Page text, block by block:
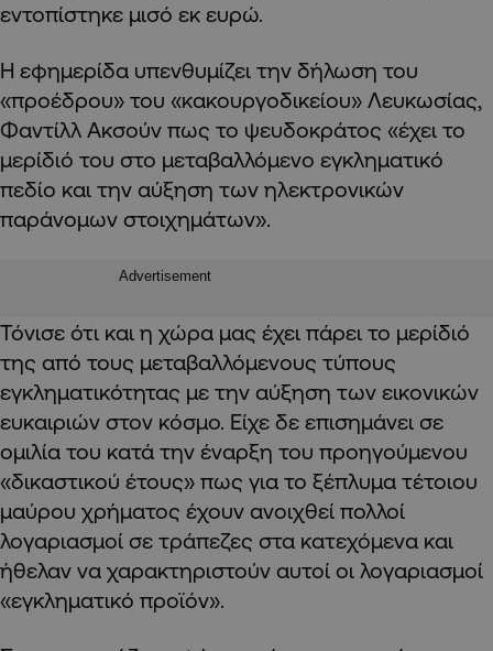
εντοπίστηκε μισό εκ ευρώ.
Η εφημερίδα υπενθυμίζει την δήλωση του
«προέδρου» του «κακουργοδικείου» Λευκωσίας,
Φαντίλλ Ακσούν πως το ψευδοκράτος «έχει το
μερίδιό του στο μεταβαλλόμενο εγκληματικό
πεδίο και την αύξηση των ηλεκτρονικών
παράνομων στοιχημάτων».
Advertisement
Τόνισε ότι και η χώρα μας έχει πάρει το μερίδιό
της από τους μεταβαλλόμενους τύπους
εγκληματικότητας με την αύξηση των εικονικών
ευκαιριών στον κόσμο. Είχε δε επισημάνει σε
ομιλία του κατά την έναρξη του προηγούμενου
«δικαστικού έτους» πως για το ξέπλυμα τέτοιου
μαύρου χρήματος έχουν ανοιχθεί πολλοί
λογαριασμοί σε τράπεζες στα κατεχόμενα και
ήθελαν να χαρακτηριστούν αυτοί οι λογαριασμοί
«εγκληματικό προϊόν».